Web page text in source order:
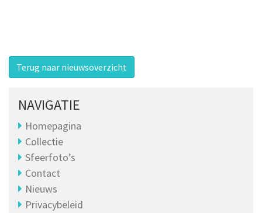
Terug naar nieuwsoverzicht
NAVIGATIE
Homepagina
Collectie
Sfeerfoto’s
Contact
Nieuws
Privacybeleid